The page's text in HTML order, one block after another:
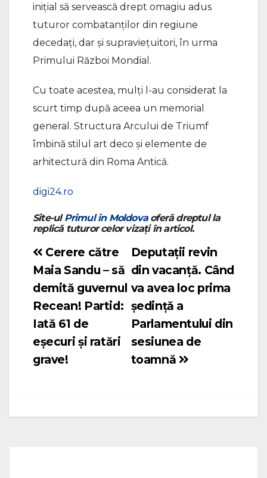
iniţial să servească drept omagiu adus
tuturor combatanţilor din regiune
decedaţi, dar şi supravieţuitori, în urma
Primului Război Mondial.
Cu toate acestea, mulţi l-au considerat la
scurt timp după aceea un memorial
general. Structura Arcului de Triumf
îmbină stilul art deco şi elemente de
arhitectură din Roma Antică.
digi24.ro
Site-ulPrimul in Moldovaoferă dreptul la
replică tuturor celor vizați în articol.
Navigare
în
articole
Deputații revin
din vacanță. Când
va avea loc prima
ședință a
Parlamentului din
sesiunea de
toamnă
Cerere către
Maia Sandu – să
demită guvernul
Recean! Partid:
Iată 61 de
eșecuri și ratări
grave!